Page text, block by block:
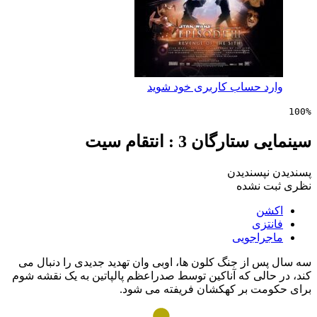
حساب کاربری خود شوید
3 : انتقام سیت
نشده
از جنگ کلون ها، اوبی وان تهدید جدیدی را دنبال می
که آناکین توسط صدراعظم پالپاتین به یک نقشه شوم
بر کهکشان فریفته می شود.